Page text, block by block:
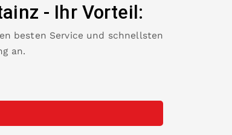
- Ihr Vorteil:
besten Service und schnellsten
an.